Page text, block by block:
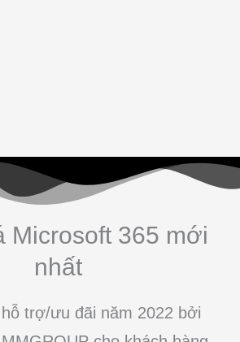
Microsoft 365 mới
nhất
trợ/ưu đãi năm 2022 bởi